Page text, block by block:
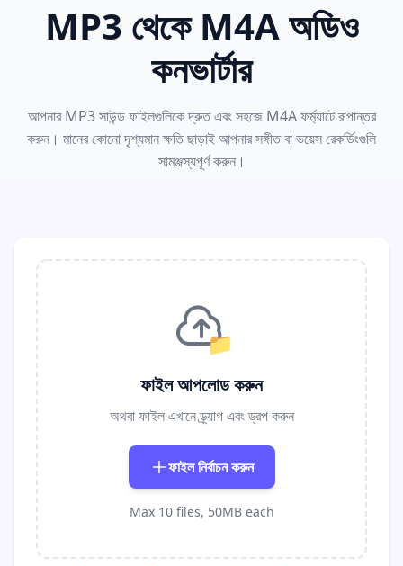
MP3 থেকে M4A অডিও
কনভার্টার
আপনার MP3 সাউন্ড ফাইলগুলিকে দ্রুত এবং সহজে M4A ফর্ম্যাটে রূপান্তর
করুন। মানের কোনো দৃশ্যমান ক্ষতি ছাড়াই আপনার সঙ্গীত বা ভয়েস রেকর্ডিংগুলি
সামঞ্জস্যপূর্ণ করুন।
📁
ফাইল আপলোড করুন
অথবা ফাইল এখানে ড্র্যাগ এবং ড্রপ করুন
ফাইল নির্বাচন করুন
Max 10 files, 50MB each